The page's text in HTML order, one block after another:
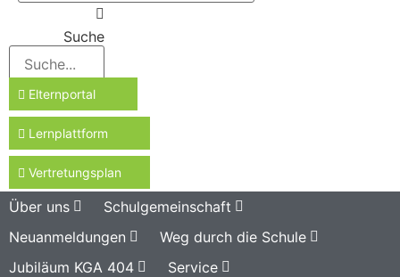
Suche
Elternportal
Lernplattform
Vertretungsplan
Über uns
Schulgemeinschaft
Neuanmeldungen
Weg durch die Schule
Jubiläum KGA 404
Service